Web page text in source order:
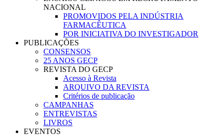
NACIONAL
PROMOVIDOS PELA INDÚSTRIA
FARMACÊUTICA
POR INICIATIVA DO INVESTIGADOR
PUBLICAÇÕES
CONSENSOS
25 ANOS GECP
REVISTA DO GECP
Acesso à Revista
ARQUIVO DA REVISTA
Critérios de publicação
CAMPANHAS
ENTREVISTAS
LIVROS
EVENTOS